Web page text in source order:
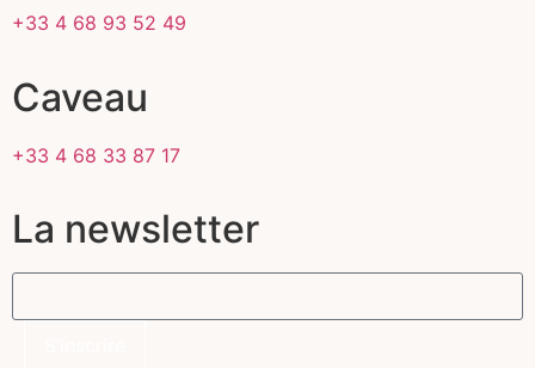
+33 4 68 93 52 49
Caveau
+33 4 68 33 87 17
La newsletter